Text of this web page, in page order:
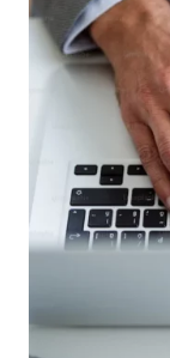
de
video
bekijken